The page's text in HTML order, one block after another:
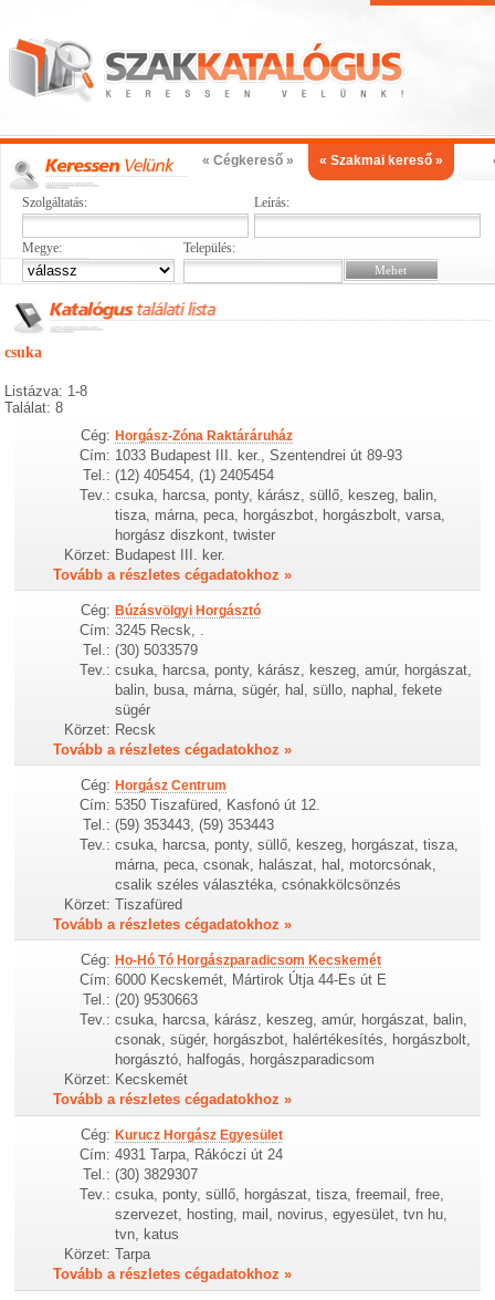
« Cégkereső » « Szakmai kereső »
Szolgáltatás: Leírás:
Megye: Település:
csuka
Listázva: 1-8
Találat: 8
Cég: Horgász-Zóna Raktáráruház
Cím: 1033 Budapest III. ker., Szentendrei út 89-93
Tel.: (12) 405454, (1) 2405454
Tev.: csuka, harcsa, ponty, kárász, süllő, keszeg, balin,
tisza, márna, peca, horgászbot, horgászbolt, varsa,
horgász diszkont, twister
Körzet: Budapest III. ker.
Tovább a részletes cégadatokhoz »
Cég: Búzásvölgyi Horgásztó
Cím: 3245 Recsk, .
Tel.: (30) 5033579
Tev.: csuka, harcsa, ponty, kárász, keszeg, amúr, horgászat,
balin, busa, márna, sügér, hal, süllo, naphal, fekete
sügér
Körzet: Recsk
Tovább a részletes cégadatokhoz »
Cég: Horgász Centrum
Cím: 5350 Tiszafüred, Kasfonó út 12.
Tel.: (59) 353443, (59) 353443
Tev.: csuka, harcsa, ponty, süllő, keszeg, horgászat, tisza,
márna, peca, csonak, halászat, hal, motorcsónak,
csalik széles választéka, csónakkölcsönzés
Körzet: Tiszafüred
Tovább a részletes cégadatokhoz »
Cég: Ho-Hó Tó Horgászparadicsom Kecskemét
Cím: 6000 Kecskemét, Mártirok Útja 44-Es út E
Tel.: (20) 9530663
Tev.: csuka, harcsa, kárász, keszeg, amúr, horgászat, balin,
csonak, sügér, horgászbot, halértékesítés, horgászbolt,
horgásztó, halfogás, horgászparadicsom
Körzet: Kecskemét
Tovább a részletes cégadatokhoz »
Cég: Kurucz Horgász Egyesület
Cím: 4931 Tarpa, Rákóczi út 24
Tel.: (30) 3829307
Tev.: csuka, ponty, süllő, horgászat, tisza, freemail, free,
szervezet, hosting, mail, novirus, egyesület, tvn hu,
tvn, katus
Körzet: Tarpa
Tovább a részletes cégadatokhoz »